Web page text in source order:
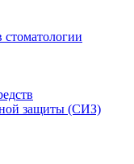
защиты (СИЗ)